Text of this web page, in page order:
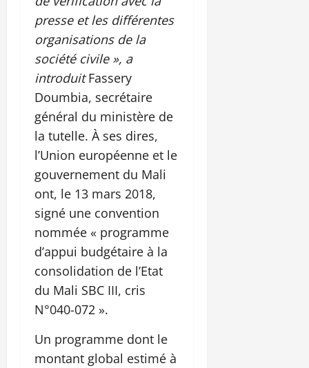
presse et les différentes
organisations de la
société civile », a
introduitFassery
Doumbia, secrétaire
général du ministère de
la tutelle. À ses dires,
l’Union européenne et le
gouvernement du Mali
ont, le 13 mars 2018,
signé une convention
nommée « programme
d’appui budgétaire à la
consolidation de l’Etat
du Mali SBC III, cris
N°040-072 ».
Un programme dont le
montant global estimé à